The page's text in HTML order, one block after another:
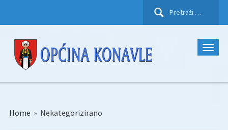
Pretraži:
Home » Nekategorizirano